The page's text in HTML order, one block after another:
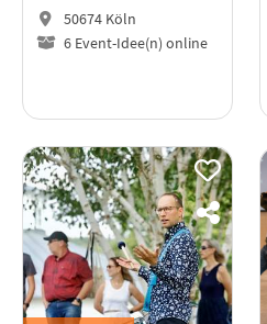
50674 Köln
6 Event-Idee(n) online